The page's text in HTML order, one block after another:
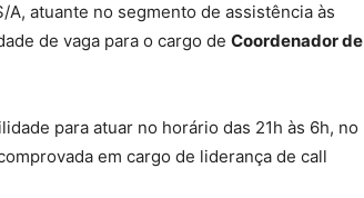
A, atuante no segmento de assistência às
de vaga para o cargo de Coordenador de
para atuar no horário das 21h às 6h, no
em cargo de liderança de call